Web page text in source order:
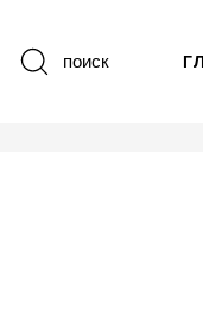
поиск